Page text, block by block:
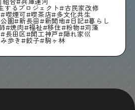
組合
兵庫運河
するプロジェクト
古民家改修
喫煙可 喫茶店
多文化共生
園 新長田 新開地 日記
暮らし
焼肉 福祉 移住 粉物
苅藻
長田区 開工神戸
隠れ家巛
歩き 餃子 駒ヶ林